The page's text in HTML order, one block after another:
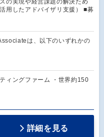
の実現や経営課題の解決ため
用したアドバイザリ支援） ■募
は、以下のいずれかの
ィングファーム ・世界約150
詳細を見る